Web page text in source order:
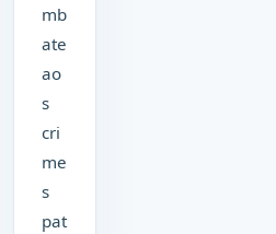
mb
ate
ao
s
cri
me
s
pat